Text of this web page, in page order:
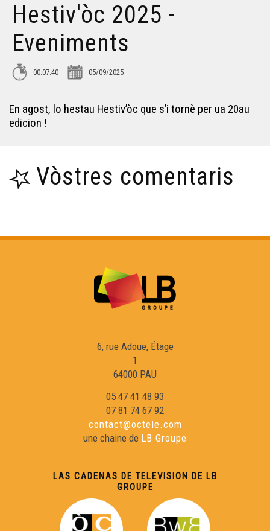
Los Encontres d'Astahòrt de 2025 - Eveniments
Jean dans Lassalle - Eveniments
La Felibrejada de Sarlat de 2025 - Eveniments
La Nuech dau Trad - Eveniments
L'Òmi Verd : Bladé a Bidaishe - Eveniments
La Passem 2026 - Eveniments
Eveniments - Maiadas 2026
Las Hèstas de Baiona : vila basca e gascona -
Eveniments
Carnaval de Brantòsme - Eveniments
Hestiv'òc 2025 -
Eveniments
00:07:40 05/09/2025
En agost, lo hestau Hestiv’òc que s’i tornè per ua 20au
edicion !
Vòstres comentaris
6, rue Adoue, Étage
1
64000 PAU
05 47 41 48 93
07 81 74 67 92
contact@octele.com
une chaine de LB Groupe
LAS CADENAS DE TELEVISION DE LB
GROUPE